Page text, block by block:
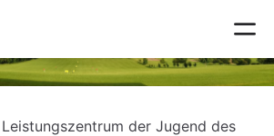
der Jugend des